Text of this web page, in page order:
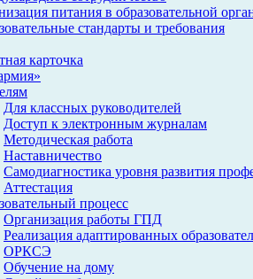
питания в образовательной
стандарты и требования
карточка
Для классных руководителей
Доступ к электронным журналам
Методическая работа
Наставничество
Самодиагностика уровня развития
Аттестация
процесс
Организация работы ГПД
Реализация адаптированных
ОРКСЭ
Обучение на дому